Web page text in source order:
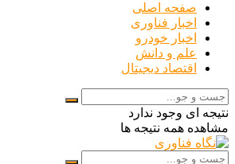
صفحه اصلی
اخبار فناوری
اخبار خودرو
علم و دانش
اقتصاد دیجیتال
نتیجه ای وجود ندارد
مشاهده همه نتیجه ها